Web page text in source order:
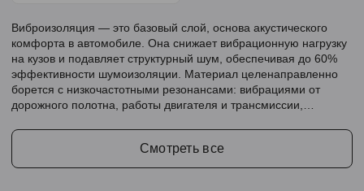
Виброизоляция — это базовый слой, основа акустического
комфорта в автомобиле. Она снижает вибрационную нагрузку
на кузов и подавляет структурный шум, обеспечивая до 60%
эффективности шумоизоляции. Материал целенаправленно
борется с низкочастотными резонансами: вибрациями от
дорожного полотна, работы двигателя и трансмиссии,
Смотреть все